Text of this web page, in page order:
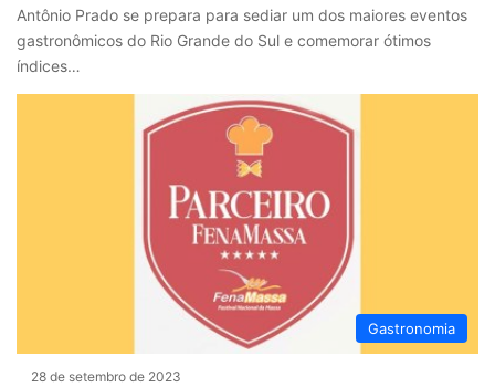
Antônio Prado se prepara para sediar um dos maiores eventos
gastronômicos do Rio Grande do Sul e comemorar ótimos
índices…
Gastronomia
28 de setembro de 2023